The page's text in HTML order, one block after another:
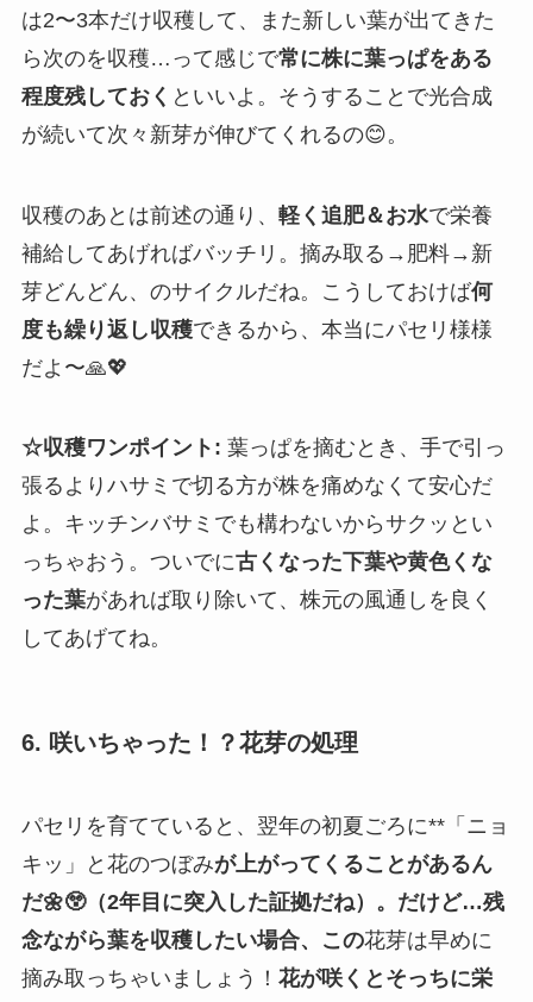
は2〜3本だけ収穫して、また新しい葉が出てきた
ら次のを収穫…って感じで常に株に葉っぱをある
程度残しておく といいよ。そうすることで光合成
が続いて次々新芽が伸びてくれるの😊。
収穫のあとは前述の通り、 軽く追肥＆お水で栄養
補給してあげればバッチリ。摘み取る→肥料→新
芽どんどん、のサイクルだね。こうしておけば何
度も繰り返し収穫できるから、本当にパセリ様様
だよ〜🙏💖
☆収穫ワンポイント: 葉っぱを摘むとき、手で引っ
張るよりハサミで切る方が株を痛めなくて安心だ
よ。キッチンバサミでも構わないからサクッとい
っちゃおう。ついでに古くなった下葉や黄色くな
った葉があれば取り除いて、株元の風通しを良く
してあげてね。
6. 咲いちゃった！？花芽の処理
パセリを育てていると、翌年の初夏ごろに**「ニョ
キッ」と花のつぼみが上がってくることがあるん
だ🌼😲（2年目に突入した証拠だね）。だけど…残
念ながら葉を収穫したい場合、この花芽は早めに
摘み取っちゃいましょう！ 花が咲くとそっちに栄